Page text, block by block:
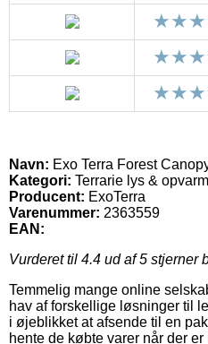
Navn: Exo Terra Forest
Kategori: Terrarie lys &
Producent: ExoTerra
Varenummer: 2363559
EAN:
Vurderet til 4.4 ud af 5 stjerner
Temmelig mange online
hav af forskellige løsninger til
i øjeblikket at afsende til en
hente de købte varer når der